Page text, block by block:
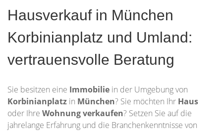
Hausverkauf in München
Korbinianplatz und Umland:
vertrauensvolle Beratung
Sie besitzen eine Immobilie in der Umgebung von
Korbinianplatz in München? Sie möchten Ihr Haus
oder Ihre Wohnungverkaufen? Setzen Sie auf die
jahrelange Erfahrung und die Branchenkenntnisse von